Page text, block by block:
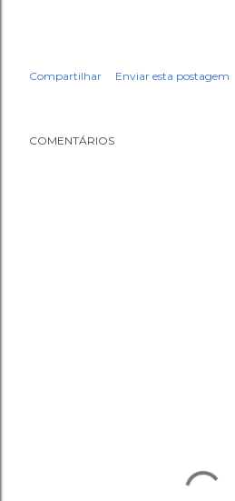
Compartilhar Enviar esta postagem
COMENTÁRIOS